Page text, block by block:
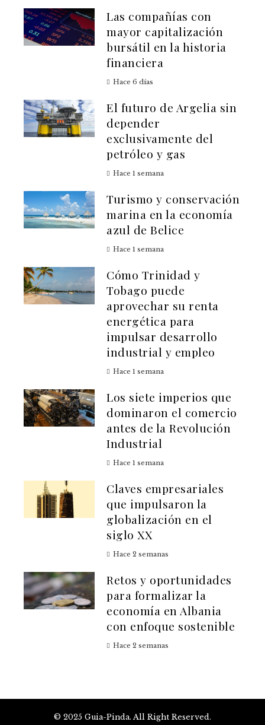
Las compañías con
mayor capitalización
bursátil en la historia
financiera
Hace 6 días
El futuro de Argelia sin
depender
exclusivamente del
petróleo y gas
Hace 1 semana
Turismo y conservación
marina en la economía
azul de Belice
Hace 1 semana
Cómo Trinidad y
Tobago puede
aprovechar su renta
energética para
impulsar desarrollo
industrial y empleo
Hace 1 semana
Los siete imperios que
dominaron el comercio
antes de la Revolución
Industrial
Hace 1 semana
Claves empresariales
que impulsaron la
globalización en el
siglo XX
Hace 2 semanas
Retos y oportunidades
para formalizar la
economía en Albania
con enfoque sostenible
Hace 2 semanas
© 2025 Guia-Pinda. All Right Reserved.